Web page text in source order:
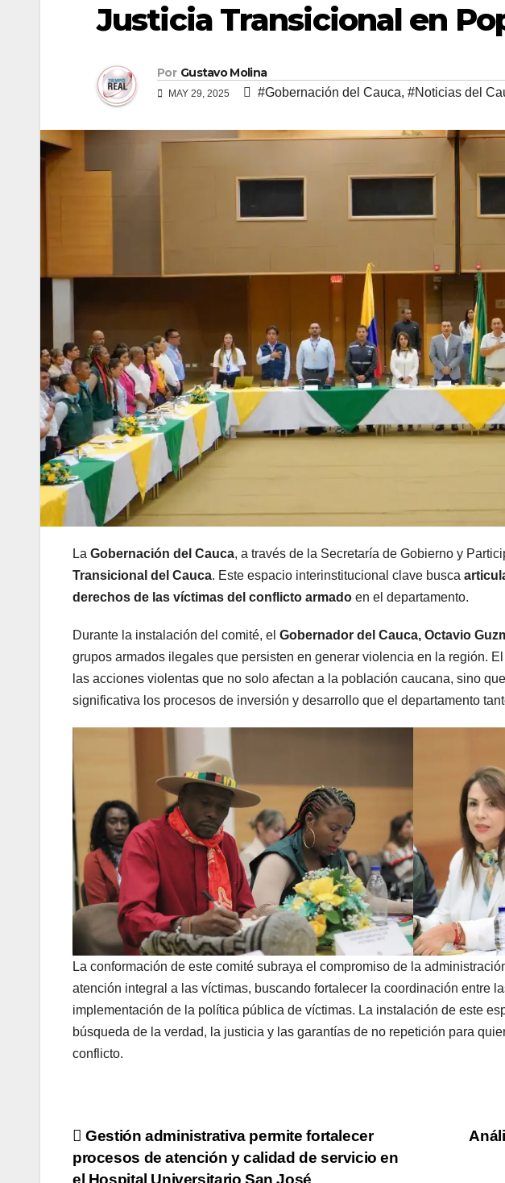
Justicia Transicional en
Por Gustavo Molina
MAY 29, 2025 #Gobernación del Cauca, #Noticias del
La Gobernación del Cauca, a través de la Secretaría de Gobierno y
Transicional del Cauca. Este espacio interinstitucional clave busca
derechos de las víctimas del conflicto armado en el departamento.
Durante la instalación del comité, el Gobernador del Cauca, Octavio
grupos armados ilegales que persisten en generar violencia en la región.
las acciones violentas que no solo afectan a la población caucana, sino
significativa los procesos de inversión y desarrollo que el departamento
La conformación de este comité subraya el compromiso de la
atención integral a las víctimas, buscando fortalecer la coordinación entre
implementación de la política pública de víctimas. La instalación de este
búsqueda de la verdad, la justicia y las garantías de no repetición para
conflicto.
Navegación
de
Gestión administrativa permite fortalecer
procesos de atención y calidad de servicio en
el Hospital Universitario San José